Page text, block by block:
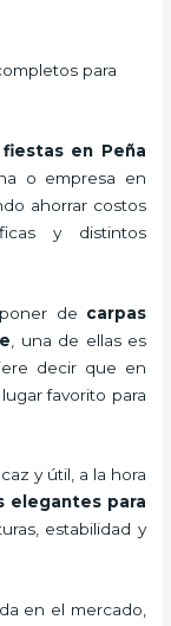
para
en Peña
o empresa en
ahorrar costos
y distintos
de carpas
, una de ellas es
decir que en
favorito para
y útil, a la hora
elegantes para
estabilidad y
en el mercado,